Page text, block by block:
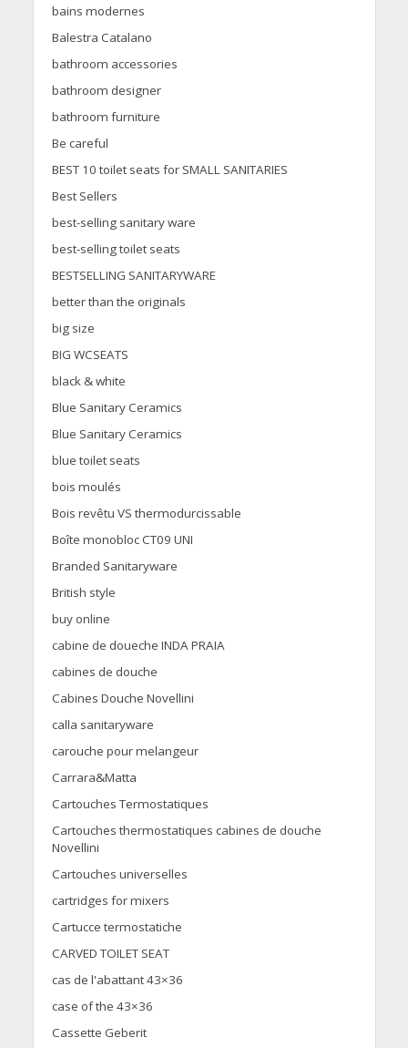
bains modernes
Balestra Catalano
bathroom accessories
bathroom designer
bathroom furniture
Be careful
BEST 10 toilet seats for SMALL SANITARIES
Best Sellers
best-selling sanitary ware
best-selling toilet seats
BESTSELLING SANITARYWARE
better than the originals
big size
BIG WCSEATS
black & white
Blue Sanitary Ceramics
Blue Sanitary Ceramics
blue toilet seats
bois moulés
Bois revêtu VS thermodurcissable
Boîte monobloc CT09 UNI
Branded Sanitaryware
British style
buy online
cabine de doueche INDA PRAIA
cabines de douche
Cabines Douche Novellini
calla sanitaryware
carouche pour melangeur
Carrara&Matta
Cartouches Termostatiques
Cartouches thermostatiques cabines de douche
Novellini
Cartouches universelles
cartridges for mixers
Cartucce termostatiche
CARVED TOILET SEAT
cas de l'abattant 43×36
case of the 43×36
Cassette Geberit